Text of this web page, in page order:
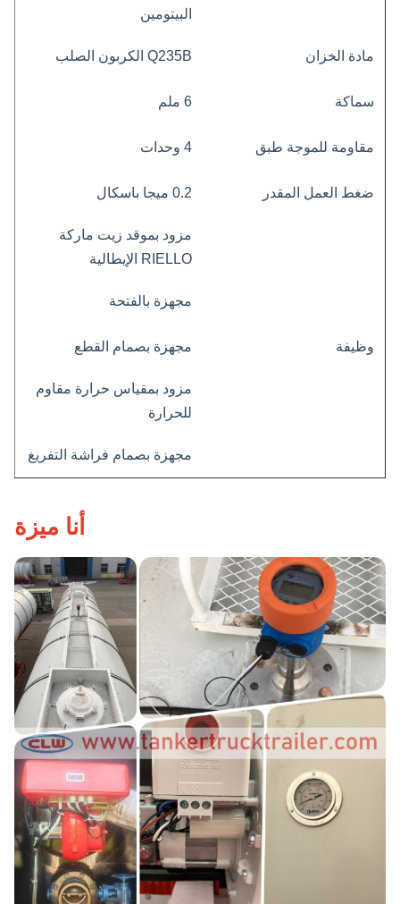
البيتومين
مادة الخزان Q235B الكربون الصلب
سماكة 6 ملم
مقاومة للموجة طبق 4 وحدات
ضغط العمل المقدر 0.2 ميجا باسكال
وظيفة
مزود بموقد زيت ماركة
RIELLO الإيطالية
مجهزة بالفتحة
مجهزة بصمام القطع
مزود بمقياس حرارة مقاوم
للحرارة
مجهزة بصمام فراشة التفريغ
أنا ميزة